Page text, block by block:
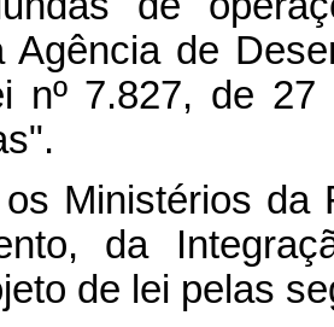
Agência de
nº 7.827, de
Ministérios da
da
de lei pelas